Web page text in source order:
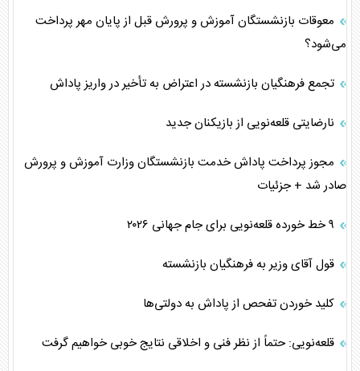
معوقات بازنشستگان آموزش و پرورش قبل از پایان مهر پرداخت
می‌شود؟
تجمع فرهنگیان بازنشسته در اعتراض به تأخیر در واریز پاداش
نارضایتی قلعه‌نویی از بازیکنان جدید
مجوز پرداخت پاداش خدمت بازنشستگان وزارت آموزش و پرورش
صادر شد + جزئیات
قول آقای وزیر به فرهنگیان بازنشسته
کلید خوردن تفحص از پاداش به دولتی‌ها
قلعه‌نویی: حتماً از نظر فنی و اخلاقی نتایج خوبی خواهیم گرفت